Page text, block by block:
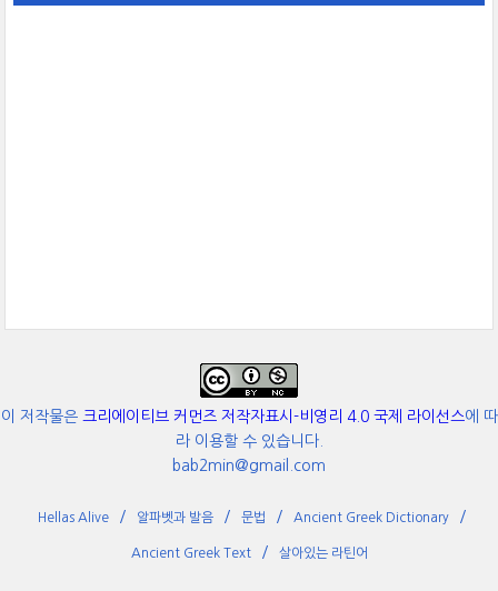
이 저작물은 크리에이티브 커먼즈 저작자표시-비영리 4.0 국제 라이선스에 따
라 이용할 수 있습니다.
bab2min@gmail.com
Hellas Alive 알파벳과 발음 문법 Ancient Greek Dictionary
Ancient Greek Text 살아있는 라틴어